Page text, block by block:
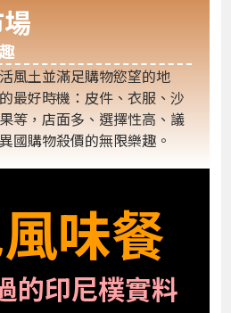
風土並滿足購物慾望的地
最好時機：皮件、衣服、沙
等，店面多、選擇性高、議
國購物殺價的無限樂趣。
味餐
的印尼樸實料